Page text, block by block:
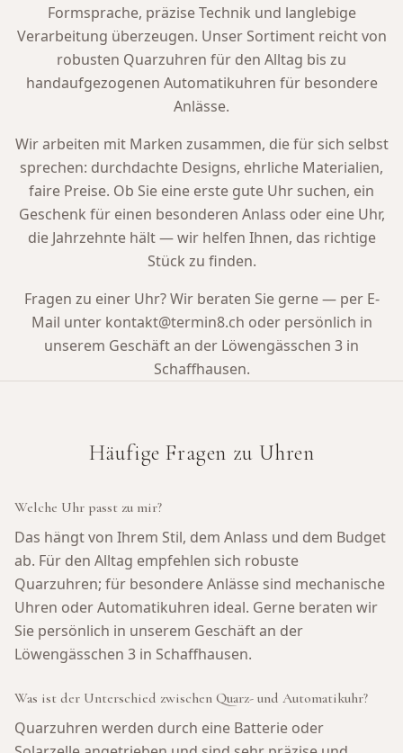
Formsprache, präzise Technik und langlebige
Verarbeitung überzeugen. Unser Sortiment reicht von
robusten Quarzuhren für den Alltag bis zu
handaufgezogenen Automatikuhren für besondere
Anlässe.
Wir arbeiten mit Marken zusammen, die für sich selbst
sprechen: durchdachte Designs, ehrliche Materialien,
faire Preise. Ob Sie eine erste gute Uhr suchen, ein
Geschenk für einen besonderen Anlass oder eine Uhr,
die Jahrzehnte hält — wir helfen Ihnen, das richtige
Stück zu finden.
Fragen zu einer Uhr? Wir beraten Sie gerne — per E-
Mail unter kontakt@termin8.ch oder persönlich in
unserem Geschäft an der Löwengässchen 3 in
Schaffhausen.
Häufige Fragen zu Uhren
Welche Uhr passt zu mir?
Das hängt von Ihrem Stil, dem Anlass und dem Budget
ab. Für den Alltag empfehlen sich robuste
Quarzuhren; für besondere Anlässe sind mechanische
Uhren oder Automatikuhren ideal. Gerne beraten wir
Sie persönlich in unserem Geschäft an der
Löwengässchen 3 in Schaffhausen.
Was ist der Unterschied zwischen Quarz- und Automatikuhr?
Quarzuhren werden durch eine Batterie oder